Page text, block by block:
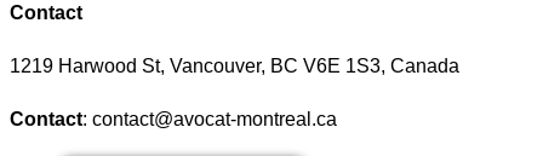
Contact
1219 Harwood St, Vancouver, BC V6E 1S3, Canada
Contact: contact@avocat-montreal.ca